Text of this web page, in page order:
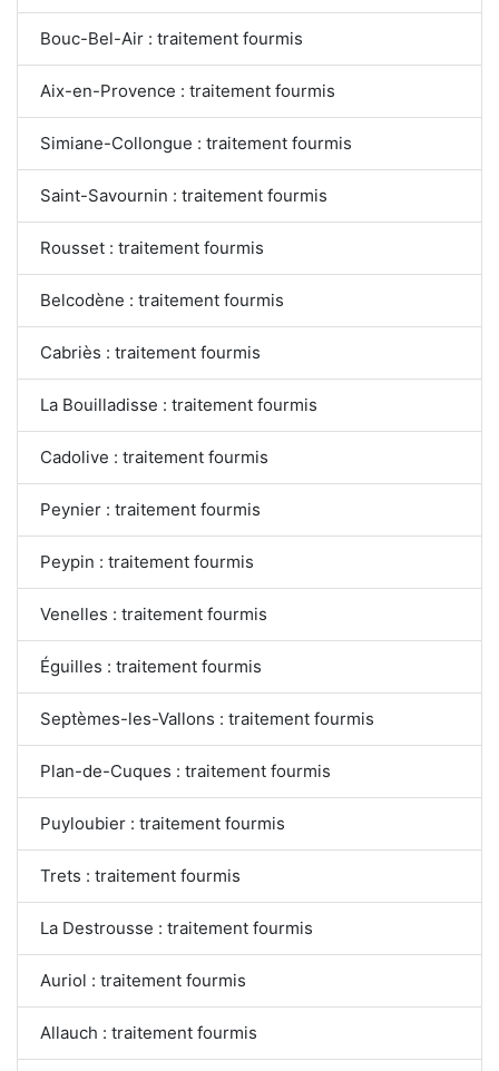
Bouc-Bel-Air : traitement fourmis
Aix-en-Provence : traitement fourmis
Simiane-Collongue : traitement fourmis
Saint-Savournin : traitement fourmis
Rousset : traitement fourmis
Belcodène : traitement fourmis
Cabriès : traitement fourmis
La Bouilladisse : traitement fourmis
Cadolive : traitement fourmis
Peynier : traitement fourmis
Peypin : traitement fourmis
Venelles : traitement fourmis
Éguilles : traitement fourmis
Septèmes-les-Vallons : traitement fourmis
Plan-de-Cuques : traitement fourmis
Puyloubier : traitement fourmis
Trets : traitement fourmis
La Destrousse : traitement fourmis
Auriol : traitement fourmis
Allauch : traitement fourmis